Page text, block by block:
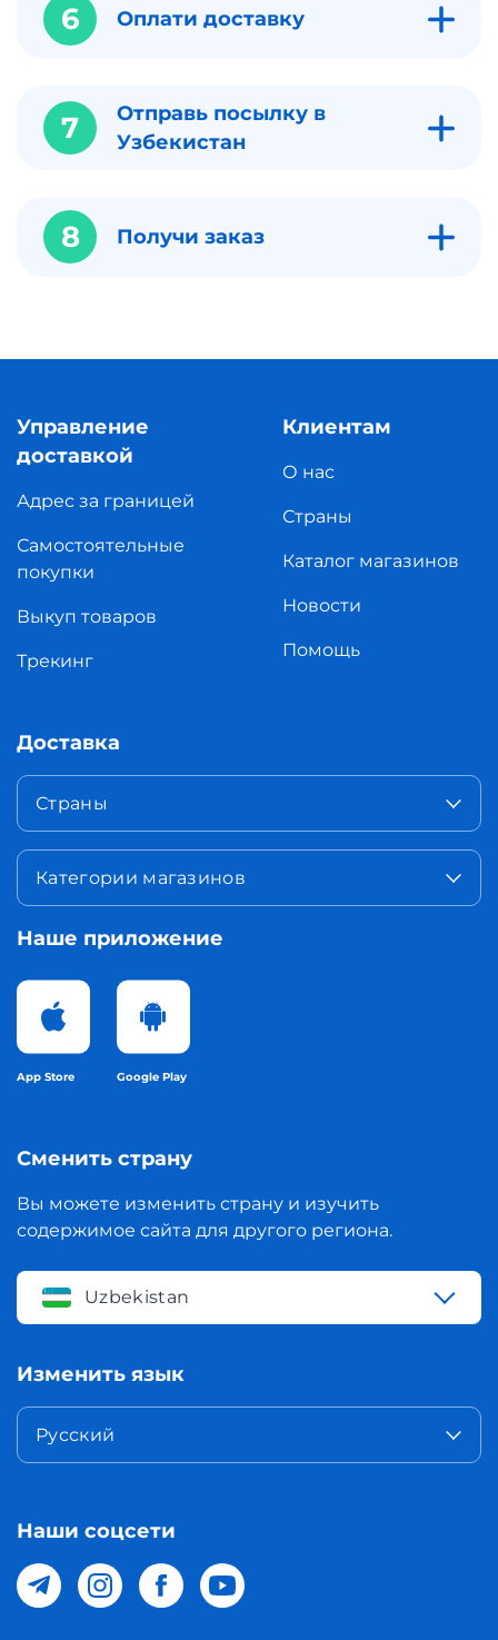
6 Оплати доставку
7
Отправь посылку в
Узбекистан
8 Получи заказ
Управление
доставкой
Адрес за границей
Самостоятельные
покупки
Выкуп товаров
Трекинг
Клиентам
О нас
Страны
Каталог магазинов
Новости
Помощь
Доставка
Страны
Категории магазинов
Наше приложение
App Store Google Play
Сменить страну
Вы можете изменить страну и изучить
содержимое сайта для другого региона.
Uzbekistan
Изменить язык
Русский
Наши соцсети